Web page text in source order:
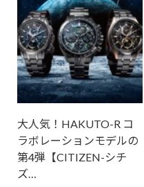
大人気！HAKUTO-R コ
ラボレーションモデルの
第4弾【CITIZEN-シチ
ズ…